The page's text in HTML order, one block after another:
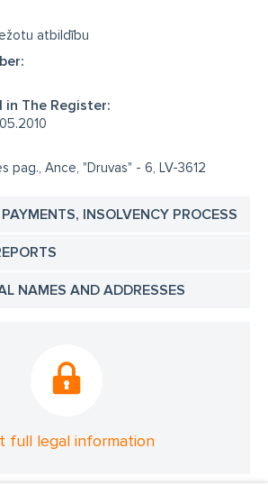
atbildību
in The Register:
pag., Ance, "Druvas" - 6, LV-3612
INSOLVENCY PROCESS
NAMES AND ADDRESSES
full legal information